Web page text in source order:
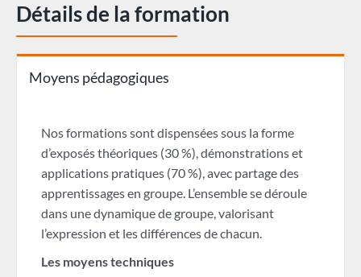
Détails de la formation
Moyens pédagogiques
Nos formations sont dispensées sous la forme
d’exposés théoriques (30 %), démonstrations et
applications pratiques (70 %), avec partage des
apprentissages en groupe. L’ensemble se déroule
dans une dynamique de groupe, valorisant
l’expression et les différences de chacun.
Les moyens techniques